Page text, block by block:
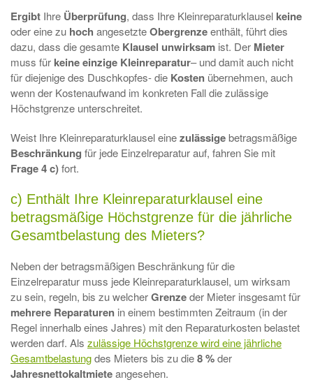
Ergibt Ihre Überprüfung, dass Ihre Kleinreparaturklausel keine
oder eine zu hoch angesetzteObergrenzeenthält, führt dies
dazu, dass die gesamte Klausel unwirksam ist. Der Mieter
muss für keineeinzige Kleinreparatur– und damit auch nicht
für diejenige des Duschkopfes- die Kosten übernehmen, auch
wenn der Kostenaufwand im konkreten Fall die zulässige
Höchstgrenze unterschreitet.
Weist Ihre Kleinreparaturklausel einezulässigebetragsmäßige
Beschränkung für jede Einzelreparatur auf, fahren Sie mit
Frage 4 c)fort.
c) Enthält Ihre Kleinreparaturklausel eine
betragsmäßige Höchstgrenze für die jährliche
Gesamtbelastung des Mieters?
Neben der betragsmäßigen Beschränkung für die
Einzelreparatur muss jede Kleinreparaturklausel, um wirksam
zu sein, regeln, bis zu welcherGrenzeder Mieter insgesamt für
mehrere Reparaturen in einem bestimmten Zeitraum (in der
Regel innerhalb eines Jahres) mit den Reparaturkosten belastet
werden darf. Als zulässige Höchstgrenze wird eine jährliche
Gesamtbelastungdes Mieters bis zu die8 %der
Jahresnettokaltmieteangesehen.